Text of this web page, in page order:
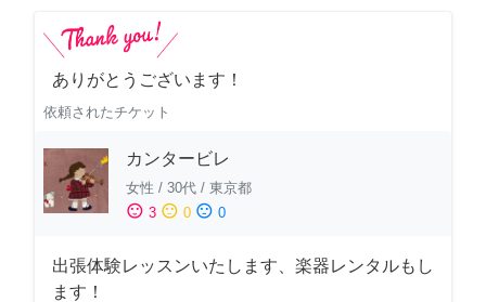
ありがとうございます！
依頼されたチケット
カンタービレ
女性 / 30代 / 東京都
sentiment_satisfied 3 sentiment_neutral 0 sentiment_dissatisfied 0
出張体験レッスンいたします、楽器レンタルもし
ます！